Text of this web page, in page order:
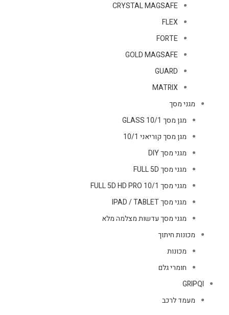
CRYSTAL MAGSAFE
FLEX
FORTE
GOLD MAGSAFE
GUARD
MATRIX
מגני מסך
מגן מסך GLASS 10/1
מגן מסך קוריאני 10/1
מגני מסך DIY
מגני מסך FULL 5D
מגני מסך FULL 5D HD PRO 10/1
מגני מסך IPAD / TABLET
מגני מסך עדשות מצלמה מלא
מכונות חיתוך
מכונות
חומרי גלם
GRIPQI
מעמד לרכב